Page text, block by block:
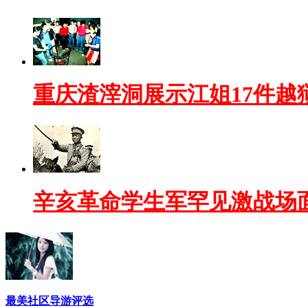
重庆渣滓洞展示江姐17件越
辛亥革命学生军罕见激战场
最美社区导游评选